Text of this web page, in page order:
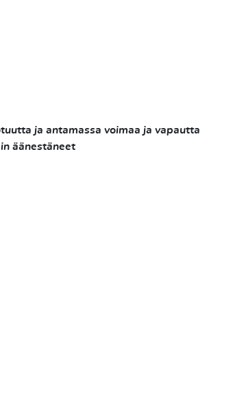
ja antamassa voimaa ja vapautta
äänestäneet